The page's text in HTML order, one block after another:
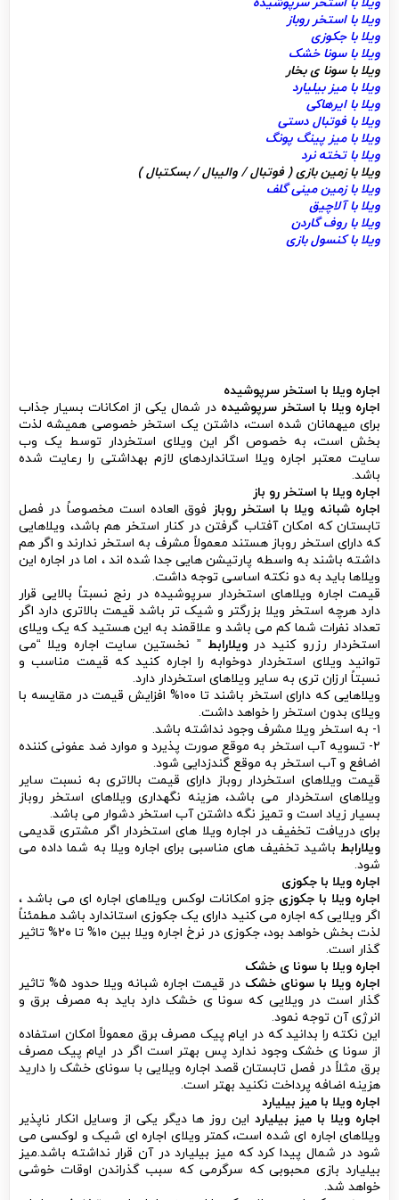
ویلا با استخر روباز
ویلا با جکوزی
ویلا با سونا خشک
ویلا با سونا ی بخار
ویلا با میز بیلیارد
ویلا با ایرهاکی
ویلا با فوتبال دستی
ویلا با میز پینگ پونگ
ویلا با تخته نرد
ویلا با زمین بازی ( فوتبال / والیبال / بسکتبال )
ویلا با زمین مینی گلف
ویلا با آلاچیق
ویلا با روف گاردن
ویلا با کنسول بازی
اجاره ویلا با استخر سرپوشیده
اجاره ویلا با استخر سرپوشیدهدر شمال یکی از امکانات بسیار جذاب
برای میهمانان شده است، داشتن یک استخر خصوصی همیشه لذت
بخش است، به خصوص اگر این ویلای استخردار توسط یک وب
سایت معتبر اجاره ویلا استانداردهای لازم بهداشتی را رعایت شده
باشد.
اجاره ویلا با استخر رو باز
اجاره شبانه ویلا با استخر روباز فوق العاده است مخصوصاً در فصل
تابستان که امکان آفتاب گرفتن در کنار استخر هم باشد، ویلاهایی
که دارای استخر روباز هستند معمولاً مشرف به استخر ندارند و اگر هم
داشته باشند به واسطه پارتیشن هایی جدا شده اند ، اما در اجاره این
ویلاها باید به دو نکته اساسی توجه داشت.
قیمت اجاره ویلاهای استخردار سرپوشیده در رنج نسبتاً بالایی قرار
دارد هرچه استخر ویلا بزرگتر و شیک تر باشد قیمت بالاتری دارد اگر
تعداد نفرات شما کم می باشد و علاقمند به این هستید که یک ویلای
استخردار رزرو کنید درویلارابط ” نخستین سایت اجاره ویلا “می
توانید ویلای استخردار دوخوابه را اجاره کنید که قیمت مناسب و
نسبتاً ارزان تری به سایر ویلاهای استخردار دارد.
ویلاهایی که دارای استخر باشند تا ۱۰۰% افزایش قیمت در مقایسه با
ویلای بدون استخر را خواهد داشت.
۱- به استخر ویلا مشرف وجود نداشته باشد.
۲- تسویه آب استخر به موقع صورت پذیرد و موارد ضد عفونی کننده
اضافع و آب استخر به موقع گندزدایی شود.
قیمت ویلاهای استخردار روباز دارای قیمت بالاتری به نسبت سایر
ویلاهای استخردار می باشد، هزینه نگهداری ویلاهای استخر روباز
بسیار زیاد است و تمیز نگه داشتن آب استخر دشوار می باشد.
برای دریافت تخفیف در اجاره ویلا های استخردار اگر مشتری قدیمی
ویلارابط باشید تخفیف های مناسبی برای اجاره ویلا به شما داده می
شود.
اجاره ویلا با جکوزی
اجاره ویلا با جکوزی جزو امکانات لوکس ویلاهای اجاره ای می باشد ،
اگر ویلایی که اجاره می کنید دارای یک جکوزی استاندارد باشد مطمئناً
لذت بخش خواهد بود، جکوزی در نرخ اجاره ویلا بین ۱۰% تا ۲۰% تاثیر
گذار است.
اجاره ویلا با سونا ی خشک
اجاره ویلا با سونای خشک
در قیمت اجاره شبانه ویلا حدود ۵% تاثیر
گذار است در ویلایی که سونا ی خشک دارد باید به مصرف برق و
انرژی آن توجه نمود.
این نکته را بدانید که در ایام پیک مصرف برق معمولاً امکان استفاده
از سونا ی خشک وجود ندارد پس بهتر است اگر در ایام پیک مصرف
برق مثلاً در فصل تابستان قصد اجاره ویلایی با سونای خشک را دارید
هزینه اضافه پرداخت نکنید بهتر است.
اجاره ویلا با میز بیلیارد
اجاره ویلا با میز بیلیارد این روز ها دیگر یکی از وسایل انکار ناپذیر
ویلاهای اجاره ای شده است، کمتر ویلای اجاره ای شیک و لوکسی می
شود در شمال پیدا کرد که میز بیلیارد در آن قرار نداشته باشد.میز
بیلیارد بازی محبوبی که سرگرمی که سبب گذراندن اوقات خوشی
خواهد شد.